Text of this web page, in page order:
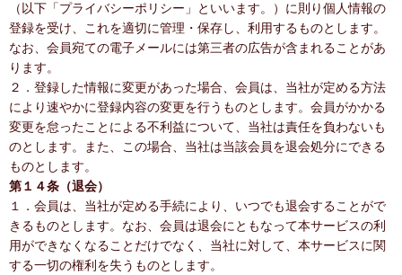
（以下「プライバシーポリシー」といいます。）に則り個人情報の
登録を受け、これを適切に管理・保存し、利用するものとします。
なお、会員宛ての電子メールには第三者の広告が含まれることがあ
ります。
２．登録した情報に変更があった場合、会員は、当社が定める方法
により速やかに登録内容の変更を行うものとします。会員がかかる
変更を怠ったことによる不利益について、当社は責任を負わないも
のとします。また、この場合、当社は当該会員を退会処分にできる
ものとします。
第１４条（退会）
１．会員は、当社が定める手続により、いつでも退会することがで
きるものとします。なお、会員は退会にともなって本サービスの利
用ができなくなることだけでなく、当社に対して、本サービスに関
する一切の権利を失うものとします。